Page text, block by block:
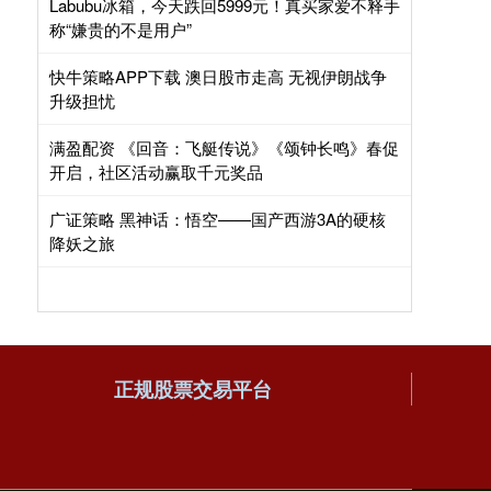
Labubu冰箱，今天跌回5999元！真买家爱不释手
称“嫌贵的不是用户”
快牛策略APP下载 澳日股市走高 无视伊朗战争
升级担忧
满盈配资 《回音：飞艇传说》《颂钟长鸣》春促
开启，社区活动赢取千元奖品
广证策略 黑神话：悟空——国产西游3A的硬核
降妖之旅
正规股票交易平台